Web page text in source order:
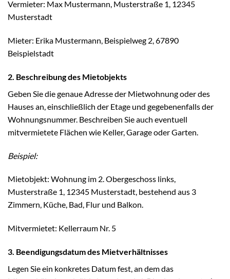
Vermieter: Max Mustermann, Musterstraße 1, 12345
Musterstadt
Mieter: Erika Mustermann, Beispielweg 2, 67890
Beispielstadt
2. Beschreibung des Mietobjekts
Geben Sie die genaue Adresse der Mietwohnung oder des
Hauses an, einschließlich der Etage und gegebenenfalls der
Wohnungsnummer. Beschreiben Sie auch eventuell
mitvermietete Flächen wie Keller, Garage oder Garten.
Beispiel:
Mietobjekt: Wohnung im 2. Obergeschoss links,
Musterstraße 1, 12345 Musterstadt, bestehend aus 3
Zimmern, Küche, Bad, Flur und Balkon.
Mitvermietet: Kellerraum Nr. 5
3. Beendigungsdatum des Mietverhältnisses
Legen Sie ein konkretes Datum fest, an dem das